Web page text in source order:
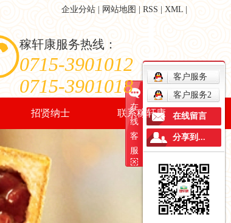
企业分站 网站地图 RSS XML
稼轩康服务热线：
0715-3901012
0715-3901018
招贤纳士
人才招聘
招聘职位
联系稼轩康
客户留言
在
线
客
服
客户服务
客户服务2
在线留言
分享到...